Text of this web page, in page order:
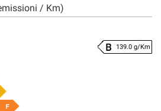
/ Km)
139.0 g/Km